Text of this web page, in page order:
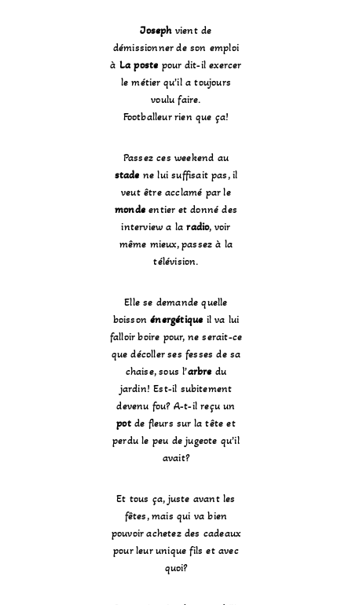
Josephvient de
démissionner de son emploi
à La poste pour dit-il exercer
le métier qu’il a toujours
voulu faire.
Footballeur rien que ça!
Passez ces weekend au
stade ne lui suffisait pas, il
veut être acclamé par le
monde entier et donné des
interview a laradio, voir
même mieux, passez à la
télévision.
Elle se demande quelle
boissonénergétique il va lui
falloir boire pour, ne serait-ce
que décoller ses fesses de sa
chaise, sous l’arbre du
jardin! Est-il subitement
devenu fou? A-t-il reçu un
potde fleurs sur la tête et
perdu le peu de jugeote qu’il
avait?
Et tous ça, juste avant les
fêtes, mais qui va bien
pouvoir achetez des cadeaux
pour leur unique fils et avec
quoi?